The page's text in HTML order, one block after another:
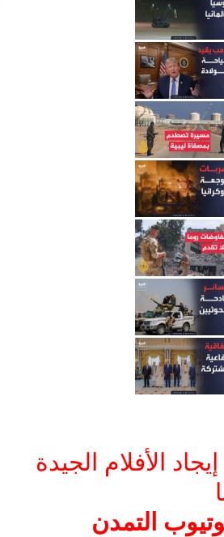
الأفلام الجيدة
التمدن